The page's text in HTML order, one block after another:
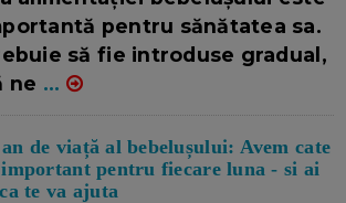
pentru sănătatea sa.
să fie introduse gradual,
ne ...
de viață al bebelușului: Avem cate
pentru fiecare luna - si ai
te va ajuta